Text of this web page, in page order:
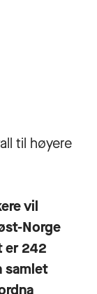
til høyere
vil
Norge
er 242
samlet